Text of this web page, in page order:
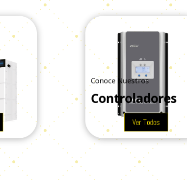
Conoce Nuestros
Controladores
Ver Todos